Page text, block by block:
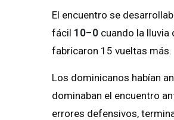
El encuentro se
fácil 10–0 cuando la lluvia
fabricaron 15 vueltas más.
Los dominicanos habían
dominaban el encuentro
errores defensivos,